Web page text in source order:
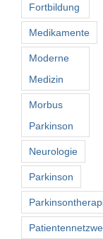
Fortbildung
Medikamente
Moderne
Medizin
Morbus
Parkinson
Neurologie
Parkinson